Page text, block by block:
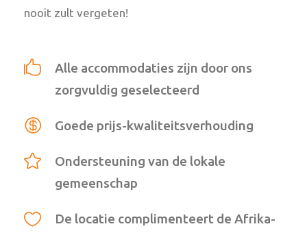
nooit zult vergeten!
Alle accommodaties zijn door ons
zorgvuldig geselecteerd
Goede prijs-kwaliteitsverhouding
Ondersteuning van de lokale
gemeenschap
De locatie complimenteert de Afrika-